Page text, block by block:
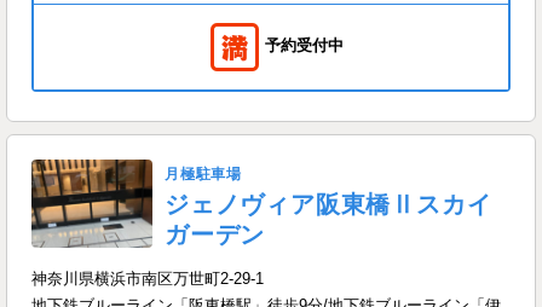
予約受付中
月極駐車場
ジェノヴィア阪東橋Ⅱスカイ
ガーデン
神奈川県横浜市南区万世町2-29-1